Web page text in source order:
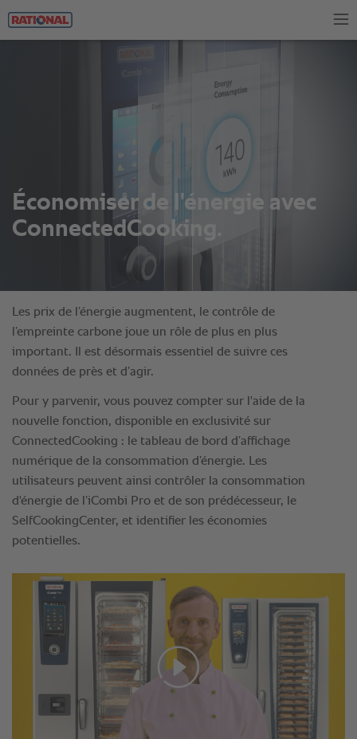
Économiser de l'énergie avec
ConnectedCooking.
Les prix de l’énergie augmentent, le contrôle de
l’empreinte carbone joue un rôle de plus en plus
important. Il est désormais essentiel de suivre ces
données de près et d’agir.
Pour y parvenir, vous pouvez compter sur l'aide de la
nouvelle fonction, disponible en exclusivité sur
ConnectedCooking : le tableau de bord d’affichage
numérique de la consommation d’énergie. Les
utilisateurs peuvent ainsi contrôler la consommation
d'énergie de l’iCombi Pro et de son prédécesseur, le
SelfCookingCenter, et identifier les économies
potentielles.